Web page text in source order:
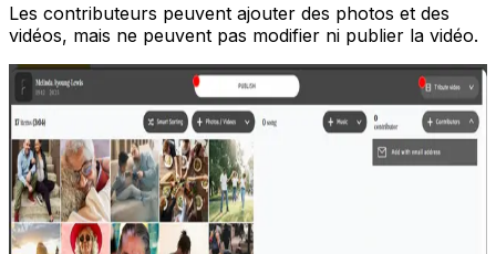
Les contributeurs peuvent ajouter des photos et des
vidéos, mais ne peuvent pas modifier ni publier la vidéo.